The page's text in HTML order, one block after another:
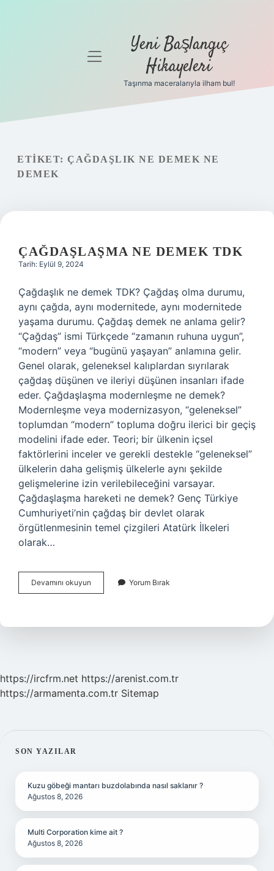
Gizlilik
Yasal Uyarı
menüyü
Yeni Başlangıç
Hikayeleri
Taşınma maceralarıyla ilham bul!
ETIKET: ÇAĞDAŞLIK NE DEMEK NE
DEMEK
ÇAĞDAŞLAŞMA NE DEMEK TDK
Tarih: Eylül 9, 2024
Çağdaşlık ne demek TDK? Çağdaş olma durumu,
aynı çağda, aynı modernitede, aynı modernitede
yaşama durumu. Çağdaş demek ne anlama gelir?
“Çağdaş” ismi Türkçede “zamanın ruhuna uygun”,
“modern” veya “bugünü yaşayan” anlamına gelir.
Genel olarak, geleneksel kalıplardan sıyrılarak
çağdaş düşünen ve ileriyi düşünen insanları ifade
eder. Çağdaşlaşma modernleşme ne demek?
Modernleşme veya modernizasyon, “geleneksel”
toplumdan “modern” topluma doğru ilerici bir geçiş
modelini ifade eder. Teori; bir ülkenin içsel
faktörlerini inceler ve gerekli destekle “geleneksel”
ülkelerin daha gelişmiş ülkelerle aynı şekilde
gelişmelerine izin verilebileceğini varsayar.
Çağdaşlaşma hareketi ne demek? Genç Türkiye
Cumhuriyeti’nin çağdaş bir devlet olarak
örgütlenmesinin temel çizgileri Atatürk İlkeleri
olarak…
Devamını okuyun Çağdaşlaşma
Ne
Yorum Bırak
https://ircfrm.net https://arenist.com.tr
https://armamenta.com.tr Sitemap
SIDEBAR
SON YAZILAR
Kuzu göbeği mantarı buzdolabında nasıl saklanır ?
Ağustos 8, 2026
Multi Corporation kime ait ?
Ağustos 8, 2026